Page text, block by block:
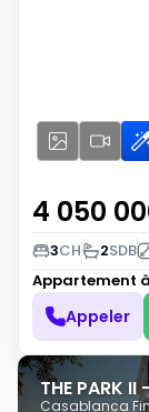
4 050
3CH 2SDB
Appartement
Appeler
THE PARK II
Casablanca